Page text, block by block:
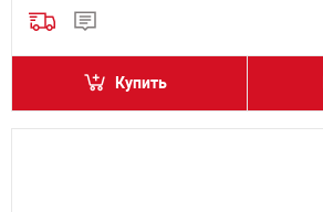
Купить